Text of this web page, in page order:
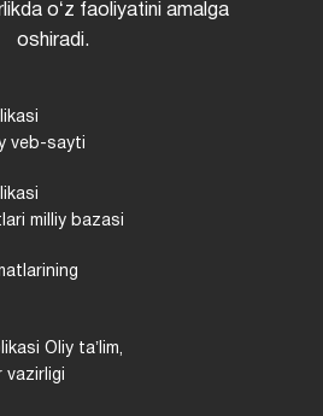
oʻz faoliyatini amalga
oshiradi.
veb-sayti
milliy bazasi
Oliy taʼlim,
vazirligi